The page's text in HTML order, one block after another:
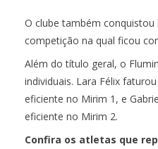
O clube também
competição na qual ficou
Além do título geral, o
individuais. Lara Félix
eficiente no Mirim 1, e
eficiente no Mirim 2.
Confira os atletas que